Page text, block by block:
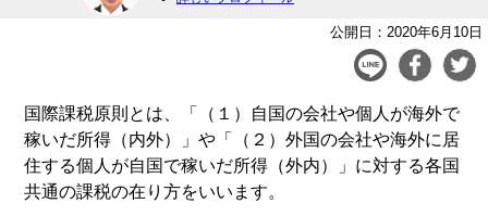
公開日：2020年6月10日
国際課税原則とは、「（１）自国の会社や個人が海外で
稼いだ所得（内外）」や「（２）外国の会社や海外に居
住する個人が自国で稼いだ所得（外内）」に対する各国
共通の課税の在り方をいいます。